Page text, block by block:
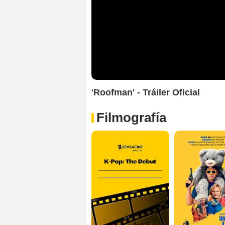
'Roofman' - Tráiler Oficial
Filmografía